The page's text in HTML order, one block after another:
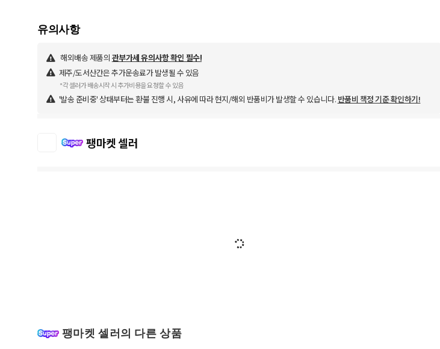
유의사항
해외배송 제품의 관부가세 유의사항 확인 필수!
제주/도서산간은 추가운송료가 발생될 수 있음
*각 셀러가 배송시작 시 추가비용을 요청할 수 있음
'발송 준비중' 상태부터는 환불 진행 시, 사유에 따라 현지/해외 반품비가 발생할 수 있습니다. 반품비 책정 기준 확인하기!
팽마켓 셀러
팽마켓 셀러의 다른 상품